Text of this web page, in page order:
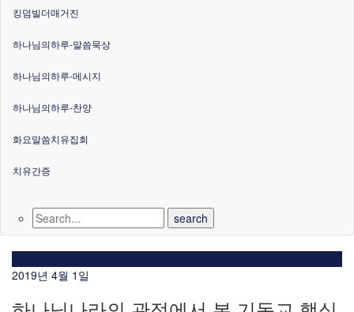
킹덤빌더매거진
하나님의하루-말씀묵상
하나님의하루-메시지
하나님의하루-찬양
화요말씀치유집회
치유간증
2019년 4월 1일